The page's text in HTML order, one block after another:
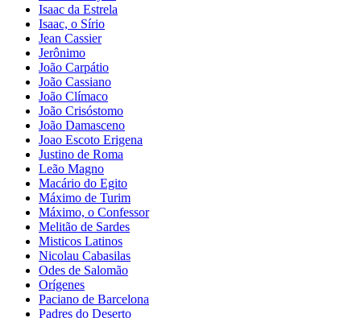
Isaac da Estrela
Isaac, o Sírio
Jean Cassier
Jerônimo
João Carpátio
João Cassiano
João Clímaco
João Crisóstomo
João Damasceno
Joao Escoto Erigena
Justino de Roma
Leão Magno
Macário do Egito
Máximo de Turim
Máximo, o Confessor
Melitão de Sardes
Misticos Latinos
Nicolau Cabasilas
Odes de Salomão
Orígenes
Paciano de Barcelona
Padres do Deserto